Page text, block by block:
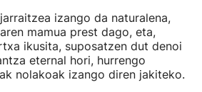
izango da naturalena,
mamua prest dago, eta,
ikusita, suposatzen dut denoi
eternal hori, hurrengo
nolakoak izango diren jakiteko.